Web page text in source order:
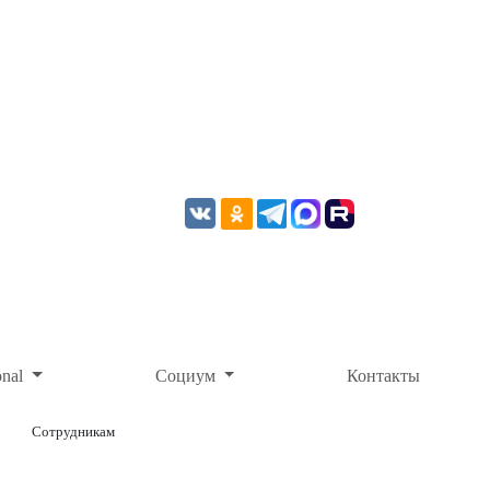
Социум Контакты
Сотрудникам